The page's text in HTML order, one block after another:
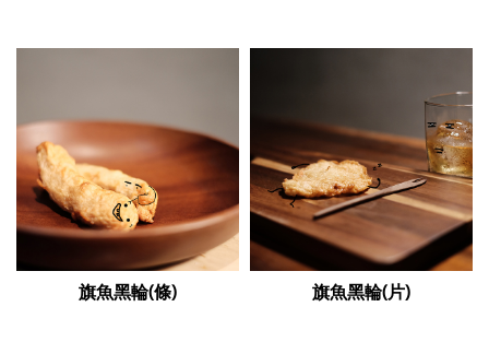
旗魚黑輪(條) 旗魚黑輪(片)